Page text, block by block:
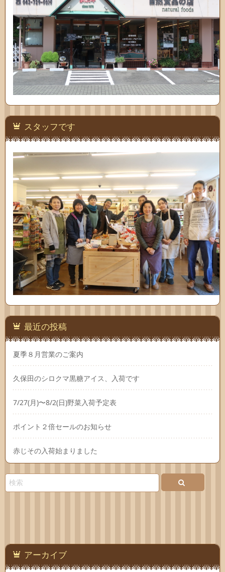
スタッフです
最近の投稿
夏季８月営業のご案内
久保田のシロクマ黒糖アイス、入荷です
7/27(月)〜8/2(日)野菜入荷予定表
ポイント２倍セールのお知らせ
赤じその入荷始まりました
アーカイブ